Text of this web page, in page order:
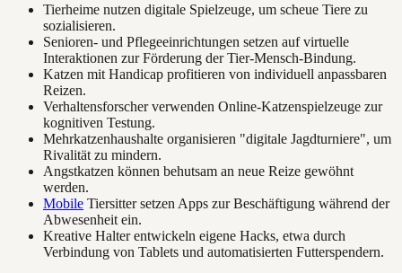
Tierheime nutzen digitale Spielzeuge, um scheue Tiere zu
sozialisieren.
Senioren- und Pflegeeinrichtungen setzen auf virtuelle
Interaktionen zur Förderung der Tier-Mensch-Bindung.
Katzen mit Handicap profitieren von individuell anpassbaren
Reizen.
Verhaltensforscher verwenden Online-Katzenspielzeuge zur
kognitiven Testung.
Mehrkatzenhaushalte organisieren "digitale Jagdturniere", um
Rivalität zu mindern.
Angstkatzen können behutsam an neue Reize gewöhnt
werden.
Mobile Tiersitter setzen Apps zur Beschäftigung während der
Abwesenheit ein.
Kreative Halter entwickeln eigene Hacks, etwa durch
Verbindung von Tablets und automatisierten Futterspendern.